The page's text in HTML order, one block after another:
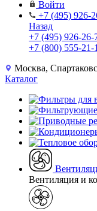
Войти
+7 (495) 926-
Назад
+7 (495) 926-26-
+7 (800) 555-21-
Москва,
Каталог
Вентиляция и